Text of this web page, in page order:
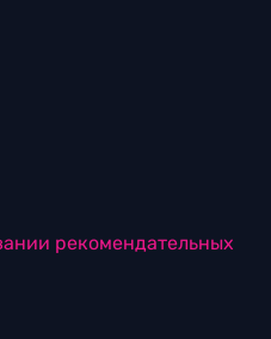
рекомендательных